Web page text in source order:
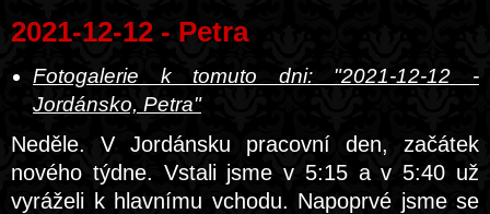
2021-12-12 - Petra
Fotogalerie k tomuto dni: "2021-12-12 -
Jordánsko, Petra"
Neděle. V Jordánsku pracovní den, začátek
nového týdne. Vstali jsme v 5:15 a v 5:40 už
vyráželi k hlavnímu vchodu. Napoprvé jsme se